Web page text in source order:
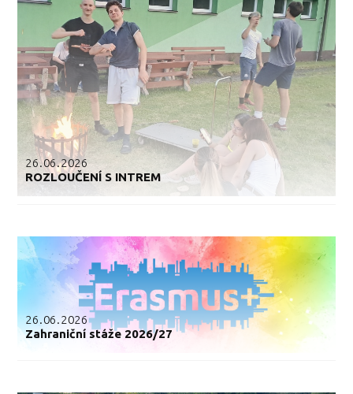
26.06.2026
ROZLOUČENÍ S INTREM
26.06.2026
Zahraniční stáže 2026/27